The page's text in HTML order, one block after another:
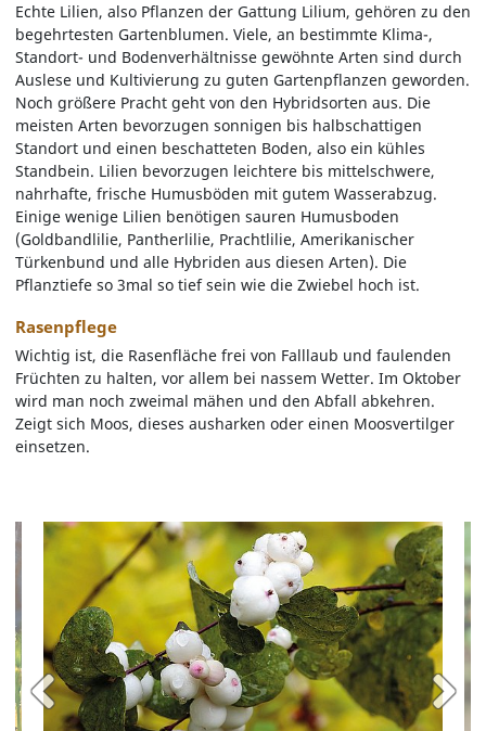
Echte Lilien, also Pflanzen der Gattung Lilium, gehören zu den
begehrtesten Gartenblumen. Viele, an bestimmte Klima-,
Standort- und Bodenverhältnisse gewöhnte Arten sind durch
Auslese und Kultivierung zu guten Gartenpflanzen geworden.
Noch größere Pracht geht von den Hybridsorten aus. Die
meisten Arten bevorzugen sonnigen bis halbschattigen
Standort und einen beschatteten Boden, also ein kühles
Standbein. Lilien bevorzugen leichtere bis mittelschwere,
nahrhafte, frische Humusböden mit gutem Wasserabzug.
Einige wenige Lilien benötigen sauren Humusboden
(Goldbandlilie, Pantherlilie, Prachtlilie, Amerikanischer
Türkenbund und alle Hybriden aus diesen Arten). Die
Pflanztiefe so 3mal so tief sein wie die Zwiebel hoch ist.
Rasenpflege
Wichtig ist, die Rasenfläche frei von Falllaub und faulenden
Früchten zu halten, vor allem bei nassem Wetter. Im Oktober
wird man noch zweimal mähen und den Abfall abkehren.
Zeigt sich Moos, dieses ausharken oder einen Moosvertilger
einsetzen.